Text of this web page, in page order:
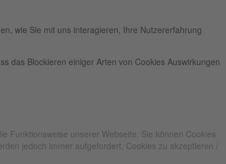
wie Sie mit uns interagieren, Ihre Nutzererfahrung
das Blockieren einiger Arten von Cookies Auswirkungen
Funktionsweise unserer Webseite. Sie können Cookies
jedoch immer aufgefordert, Cookies zu akzeptieren /